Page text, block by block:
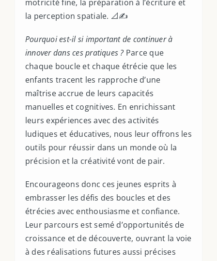
motricité fine, la préparation à l’écriture et
la perception spatiale. 📐✍️
Pourquoi est-il si important de continuer à
innover dans ces pratiques ?Parce que
chaque boucle et chaque étrécie que les
enfants tracent les rapproche d’une
maîtrise accrue de leurs capacités
manuelles et cognitives. En enrichissant
leurs expériences avec des activités
ludiques et éducatives, nous leur offrons les
outils pour réussir dans un monde où la
précision et la créativité vont de pair.
Encourageons donc ces jeunes esprits à
embrasser les défis des boucles et des
étrécies avec enthousiasme et confiance.
Leur parcours est semé d’opportunités de
croissance et de découverte, ouvrant la voie
à des réalisations futures aussi précises